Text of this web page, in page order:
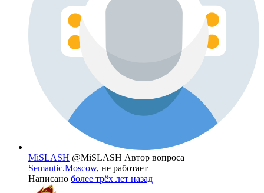
MiSLASH @MiSLASH Автор вопроса
Semantic.Moscow, не работает
Написано более трёх лет назад